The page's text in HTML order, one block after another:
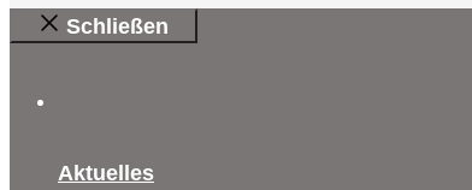
Schließen
Aktuelles